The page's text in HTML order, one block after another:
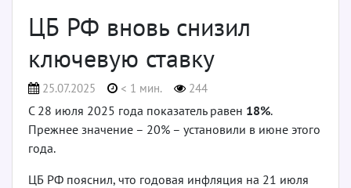
ЦБ РФ вновь снизил
ключевую ставку
25.07.2025 < 1 мин. 244
С 28 июля 2025 года показатель равен 18%.
Прежнее значение – 20% – установили в июне этого
года.
ЦБ РФ пояснил, что годовая инфляция на 21 июля